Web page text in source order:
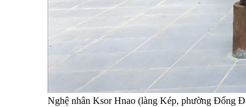
Nghệ nhân Ksor Hnao (làng Kép, phường Đống